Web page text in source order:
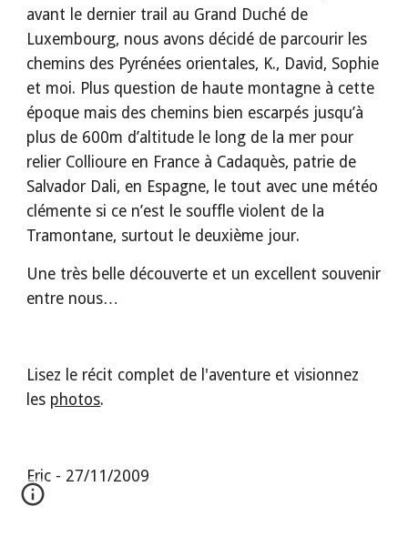
avant le dernier trail au Grand Duché de
Luxembourg, nous avons décidé de parcourir les
chemins des Pyrénées orientales, K., David, Sophie
et moi. Plus question de haute montagne à cette
époque mais des chemins bien escarpés jusqu’à
plus de 600m d’altitude le long de la mer pour
relier Collioure en France à Cadaquès, patrie de
Salvador Dali, en Espagne, le tout avec une météo
clémente si ce n’est le souffle violent de la
Tramontane, surtout le deuxième jour.
Une très belle découverte et un excellent souvenir
entre nous…
Lisez le récit complet de l'aventure et visionnez
les photos.
Eric - 27/11/2009